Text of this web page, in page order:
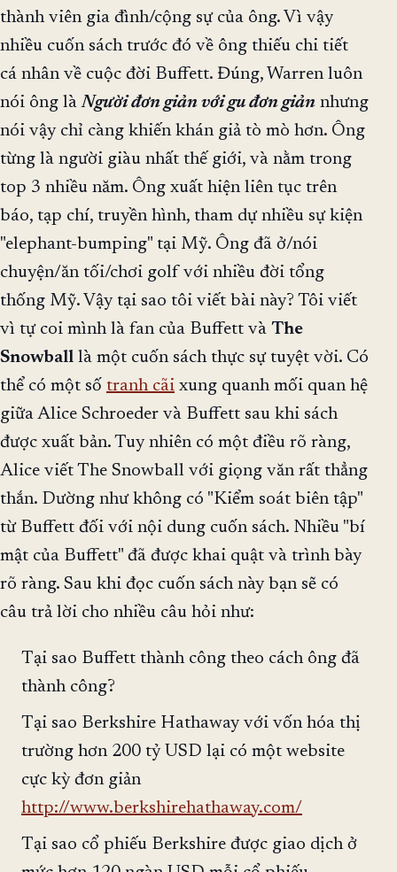
thành viên gia đình/cộng sự của ông. Vì vậy
nhiều cuốn sách trước đó về ông thiếu chi tiết
cá nhân về cuộc đời Buffett. Đúng, Warren luôn
nói ông làNgười đơn giản với gu đơn giản nhưng
nói vậy chỉ càng khiến khán giả tò mò hơn. Ông
từng là người giàu nhất thế giới, và nằm trong
top 3 nhiều năm. Ông xuất hiện liên tục trên
báo, tạp chí, truyền hình, tham dự nhiều sự kiện
"elephant-bumping" tại Mỹ. Ông đã ở/nói
chuyện/ăn tối/chơi golf với nhiều đời tổng
thống Mỹ. Vậy tại sao tôi viết bài này? Tôi viết
vì tự coi mình là fan của Buffett và The
Snowball là một cuốn sách thực sự tuyệt vời. Có
thể có một số tranh cãi xung quanh mối quan hệ
giữa Alice Schroeder và Buffett sau khi sách
được xuất bản. Tuy nhiên có một điều rõ ràng,
Alice viết The Snowball với giọng văn rất thẳng
thắn. Dường như không có "Kiểm soát biên tập"
từ Buffett đối với nội dung cuốn sách. Nhiều "bí
mật của Buffett" đã được khai quật và trình bày
rõ ràng. Sau khi đọc cuốn sách này bạn sẽ có
câu trả lời cho nhiều câu hỏi như:
Tại sao Buffett thành công theo cách ông đã
thành công?
Tại sao Berkshire Hathaway với vốn hóa thị
trường hơn 200 tỷ USD lại có một website
cực kỳ đơn giản
http://www.berkshirehathaway.com/
Tại sao cổ phiếu Berkshire được giao dịch ở